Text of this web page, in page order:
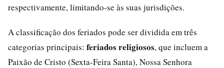
respectivamente, limitando-se às suas jurisdições.
A classificação dos feriados pode ser dividida em três
categorias principais: feriados religiosos, que incluem a
Paixão de Cristo (Sexta-Feira Santa), Nossa Senhora